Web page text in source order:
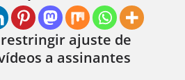
ajuste de
a assinantes